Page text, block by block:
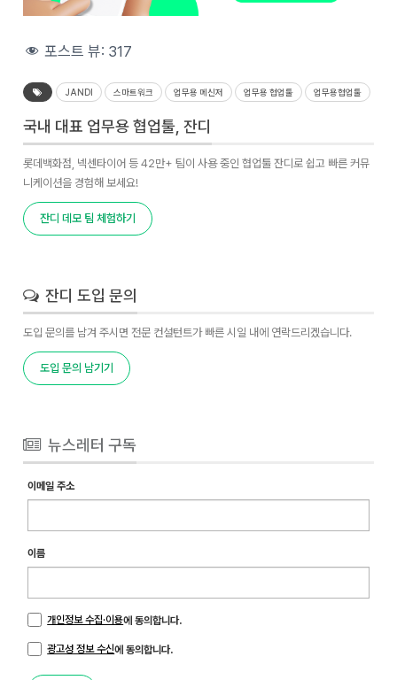
포스트 뷰: 317
JANDI 스마트워크 업무용 메신저 업무용 협업툴 업무용협업툴
국내 대표 업무용 협업툴, 잔디
롯데백화점, 넥센타이어 등 42만+ 팀이 사용 중인 협업툴 잔디로 쉽고 빠른 커뮤
니케이션을 경험해 보세요!
잔디 데모 팀 체험하기
잔디 도입 문의
도입 문의를 남겨 주시면 전문 컨설턴트가 빠른 시일 내에 연락드리겠습니다.
도입 문의 남기기
뉴스레터 구독
이메일 주소
이름
개인정보 수집·이용에 동의합니다.
광고성 정보 수신에 동의합니다.